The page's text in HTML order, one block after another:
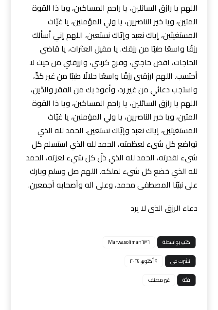
اللهم يا رازق السائلين، يا راحم المساكين، ويا ذا القوة
المتين، ويا خير الناصرين، يا ولي المؤمنين، يا غيّاث
المستغيثين، إياك نعبد وإيّاك نستعين، اللهم إني أسألك
رزقًا واسعًا طيبًا من رزقك. يا مقيل العثرات، يا قاضي
الحاجات، اقض حاجتي، وفرج كربتي، وارزقني من حيث لا
أحتسب. اللهم ارزقني رزقًا واسعًا حلالًا طيبًا من غير كدٍّ،
واستجب دعائي من غير رد، وأعوذ بك من الفقر والدّين،
اللهم يا رازق السائلين، يا راحم المساكين، ويا ذا القوة
المتين، ويا خير الناصرين، يا ولي المؤمنين، يا غيّاث
المستغيثين، إياك نعبد وإيّاك نستعين. الحمد لله الذي
تواضع كل شيء لعظمته، الحمد لله الذي استسلم كل
شيء لقدرته، الحمد لله الذي ذلّ كل شيء لعزته، الحمد
لله الذي خضع كل شيء لملكه. اللهم صل وسلم وبارك
على نبيّنا المصطفى محمد، وعلى آله وأصحابه أجمعين.
دعاء الرزق الذي لا يرد
كتب بواسطة
Marwasoliman٦٣٦
نشرت في
٩ أكتوبر، ٢٠٢٤
فئة
غير مصنف